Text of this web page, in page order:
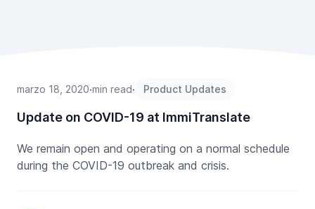
marzo 18, 2020∙min read∙ Product Updates
Update on COVID-19 at ImmiTranslate
We remain open and operating on a normal schedule
during the COVID-19 outbreak and crisis.